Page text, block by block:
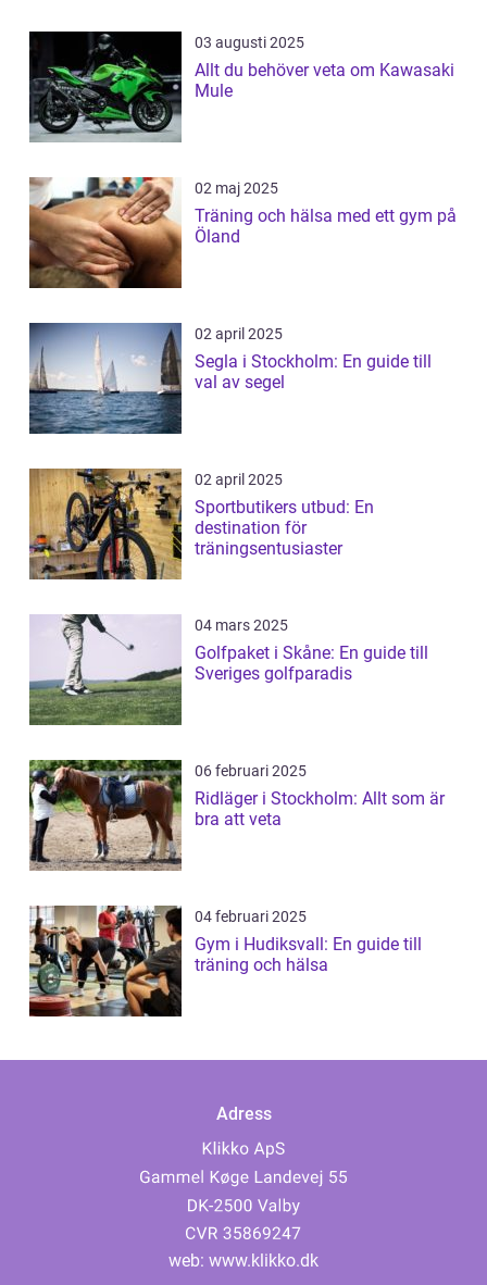
03 augusti 2025
Allt du behöver veta om Kawasaki
Mule
02 maj 2025
Träning och hälsa med ett gym på
Öland
02 april 2025
Segla i Stockholm: En guide till
val av segel
02 april 2025
Sportbutikers utbud: En
destination för
träningsentusiaster
04 mars 2025
Golfpaket i Skåne: En guide till
Sveriges golfparadis
06 februari 2025
Ridläger i Stockholm: Allt som är
bra att veta
04 februari 2025
Gym i Hudiksvall: En guide till
träning och hälsa
Adress
web: www.klikko.dk